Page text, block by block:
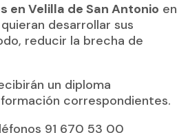
en Velilla de San Antonio en
desarrollar sus
reducir la brecha de
un diploma
correspondientes.
91 670 53 00